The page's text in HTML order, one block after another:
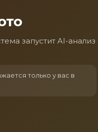
запустит AI-анализ
только у вас в